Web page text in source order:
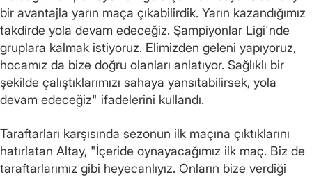
bir avantajla yarın maça çıkabilirdik. Yarın kazandığımız
takdirde yola devam edeceğiz. Şampiyonlar Ligi'nde
gruplara kalmak istiyoruz. Elimizden geleni yapıyoruz,
hocamız da bize doğru olanları anlatıyor. Sağlıklı bir
şekilde çalıştıklarımızı sahaya yansıtabilirsek, yola
devam edeceğiz" ifadelerini kullandı.
Taraftarları karşısında sezonun ilk maçına çıktıklarını
hatırlatan Altay, "İçeride oynayacağımız ilk maç. Biz de
taraftarlarımız gibi heyecanlıyız. Onların bize verdiği